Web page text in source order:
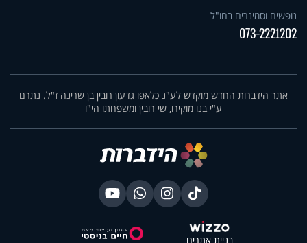
נופשים וסמינרים בחו"ל
073-2221202
אתר הידברות החדש מוקדש לע"נ כלאפו גדעון רובין בן שרינה ז"ל. נתרם
ע"י בנו מוקירו, שי רובין ומשפחתו הי"ו
בניית אתרים